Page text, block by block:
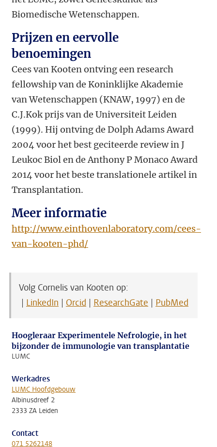
Biomedische Wetenschappen.
Prijzen en eervolle
benoemingen
Cees van Kooten ontving een research
fellowship van de Koninklijke Akademie
van Wetenschappen (KNAW, 1997) en de
C.J.Kok prijs van de Universiteit Leiden
(1999). Hij ontving de Dolph Adams Award
2004 voor het best geciteerde review in J
Leukoc Biol en de Anthony P Monaco Award
2014 voor het beste translationele artikel in
Transplantation.
Meer informatie
http://www.einthovenlaboratory.com/cees-
van-kooten-phd/
Volg Cornelis van Kooten op:
| LinkedIn | Orcid | ResearchGate | PubMed
Hoogleraar Experimentele Nefrologie, in het
bijzonder de immunologie van transplantatie
LUMC
Werkadres
LUMC Hoofdgebouw
Albinusdreef 2
2333 ZA Leiden
Contact
071 5262148